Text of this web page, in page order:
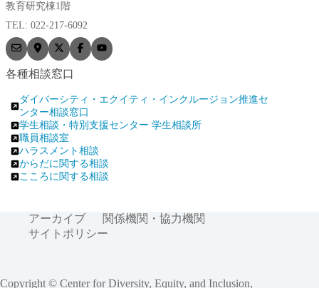
教育研究棟1階
TEL: 022-217-6092
各種相談窓口
ダイバーシティ・エクイティ・インクルージョン推進セ
ンター相談窓口
学生相談・特別支援センター 学生相談所
職員相談室
ハラスメント相談
からだに関する相談
こころに関する相談
アーカイブ
関係機関・協力機関
サイトポリシー
Copyright © Center for Diversity, Equity, and Inclusion,